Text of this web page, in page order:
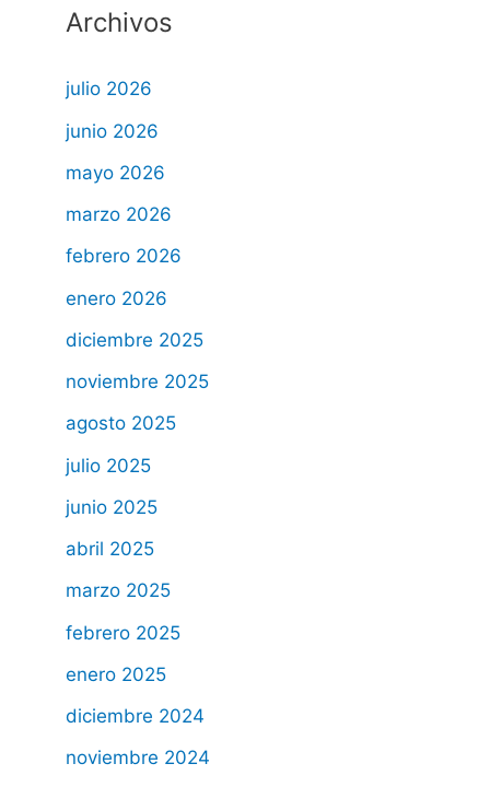
Archivos
julio 2026
junio 2026
mayo 2026
marzo 2026
febrero 2026
enero 2026
diciembre 2025
noviembre 2025
agosto 2025
julio 2025
junio 2025
abril 2025
marzo 2025
febrero 2025
enero 2025
diciembre 2024
noviembre 2024